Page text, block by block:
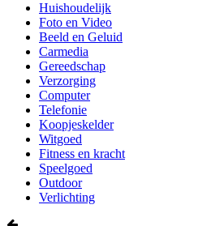
Huishoudelijk
Foto en Video
Beeld en Geluid
Carmedia
Gereedschap
Verzorging
Computer
Telefonie
Koopjeskelder
Witgoed
Fitness en kracht
Speelgoed
Outdoor
Verlichting